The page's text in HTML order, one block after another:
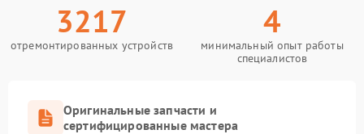
3217
отремонтированных устройств
4
минимальный опыт работы
специалистов
Оригинальные запчасти и
сертифицированные мастера